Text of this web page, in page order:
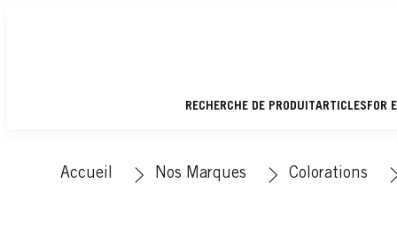
RECHERCHE DE PRODUIT ARTICLESFOR
Accueil Nos Marques Colorations